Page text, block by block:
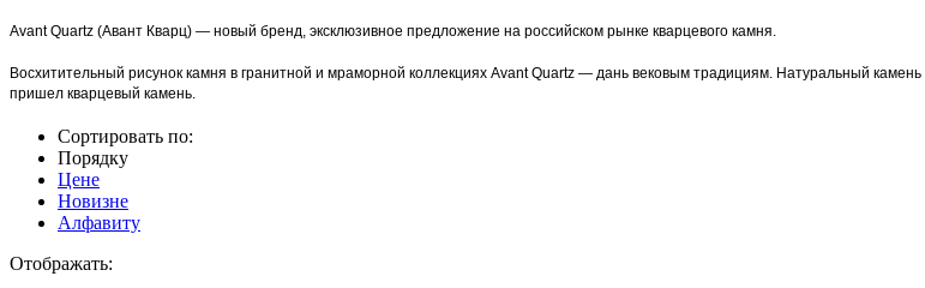
Avant Quartz (Авант Кварц) — новый бренд, эксклюзивное предложение на российском рынке кварцевого камня.
Восхитительный рисунок камня в гранитной и мраморной коллекциях Avant Quartz — дань вековым традициям. Натуральный
пришел кварцевый камень.
Сортировать по:
Порядку
Цене
Новизне
Алфавиту
Отображать: